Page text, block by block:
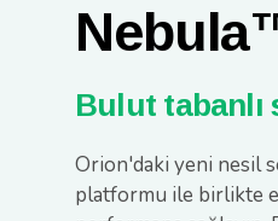
Bulut tabanlı
Orion'daki yeni nesil
platformu ile birlikte